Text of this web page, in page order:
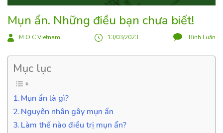
Mụn ẩn. Những điều bạn chưa biết!
M.O.C Vietnam 13/03/2023 Bình Luận
Mục lục
Mụn ẩn là gì?
Nguyên nhân gây mụn ẩn
Làm thế nào điều trị mụn ẩn?